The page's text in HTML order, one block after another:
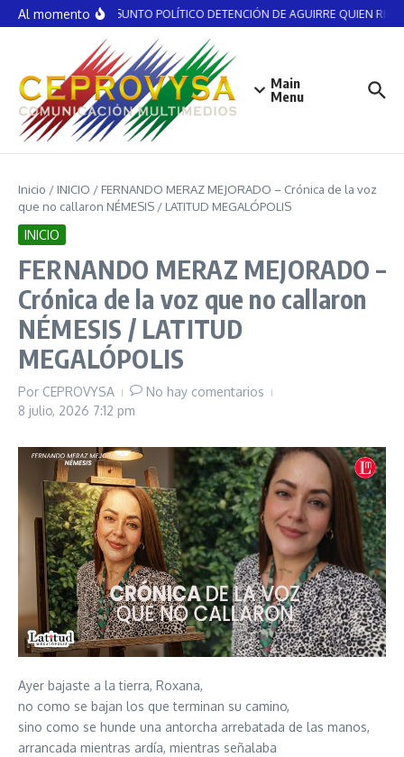
Saltar al contenido
Al momentoNO ES ASUNTO POLÍTICO DETENCIÓN DE AGUIRRE QUIEN
Main
Menu
Inicio / INICIO / FERNANDO MERAZ MEJORADO – Crónica de la voz
que no callaron NÉMESIS / LATITUD MEGALÓPOLIS
INICIO
FERNANDO MERAZ MEJORADO –
Crónica de la voz que no callaron
NÉMESIS / LATITUD
MEGALÓPOLIS
Por CEPROVYSA
No hay comentarios
8 julio, 2026 7:12 pm
Ayer bajaste a la tierra, Roxana,
no como se bajan los que terminan su camino,
sino como se hunde una antorcha arrebatada de las manos,
arrancada mientras ardía, mientras señalaba